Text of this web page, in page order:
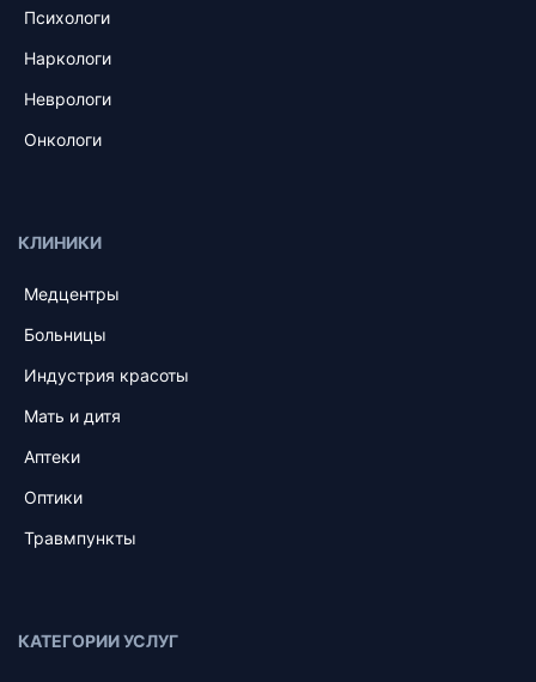
Психологи
Наркологи
Неврологи
Онкологи
КЛИНИКИ
Медцентры
Больницы
Индустрия красоты
Мать и дитя
Аптеки
Оптики
Травмпункты
КАТЕГОРИИ УСЛУГ